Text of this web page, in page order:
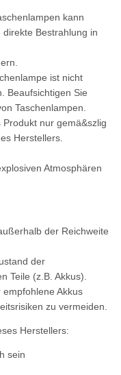
kann
Bestrahlung in
ist nicht
Beaufsichtigen Sie
Taschenlampen.
nur gemä&szlig
Herstellers.
Atmosphären
der Reichweite
der
Teile (z.B. Akkus).
Akkus
zu vermeiden.
Herstellers:
sein